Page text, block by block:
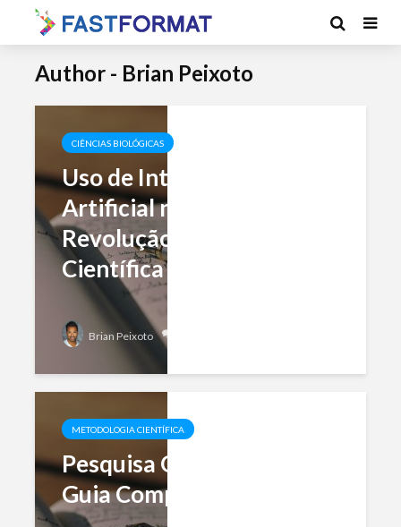
Author - Brian Peixoto
CIÊNCIAS BIOLÓGICAS
Uso de Inteligência
Artificial na Biologia:
Revolução na Pesquisa
Científica
Brian Peixoto
METODOLOGIA CIENTÍFICA
Pesquisa Qualitativa:
Guia Completo